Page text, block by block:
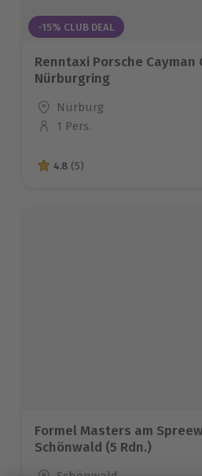
-15% CLUB DEAL
Renntaxi Porsche Cayman
Nürburgring
Standort
Nürburg
Anzahl der Teilnehmer
1 Pers.
4.8 von 5 Sternen basierend
4.8 (5)
Formel Masters am
Schönwald (5 Rdn.)